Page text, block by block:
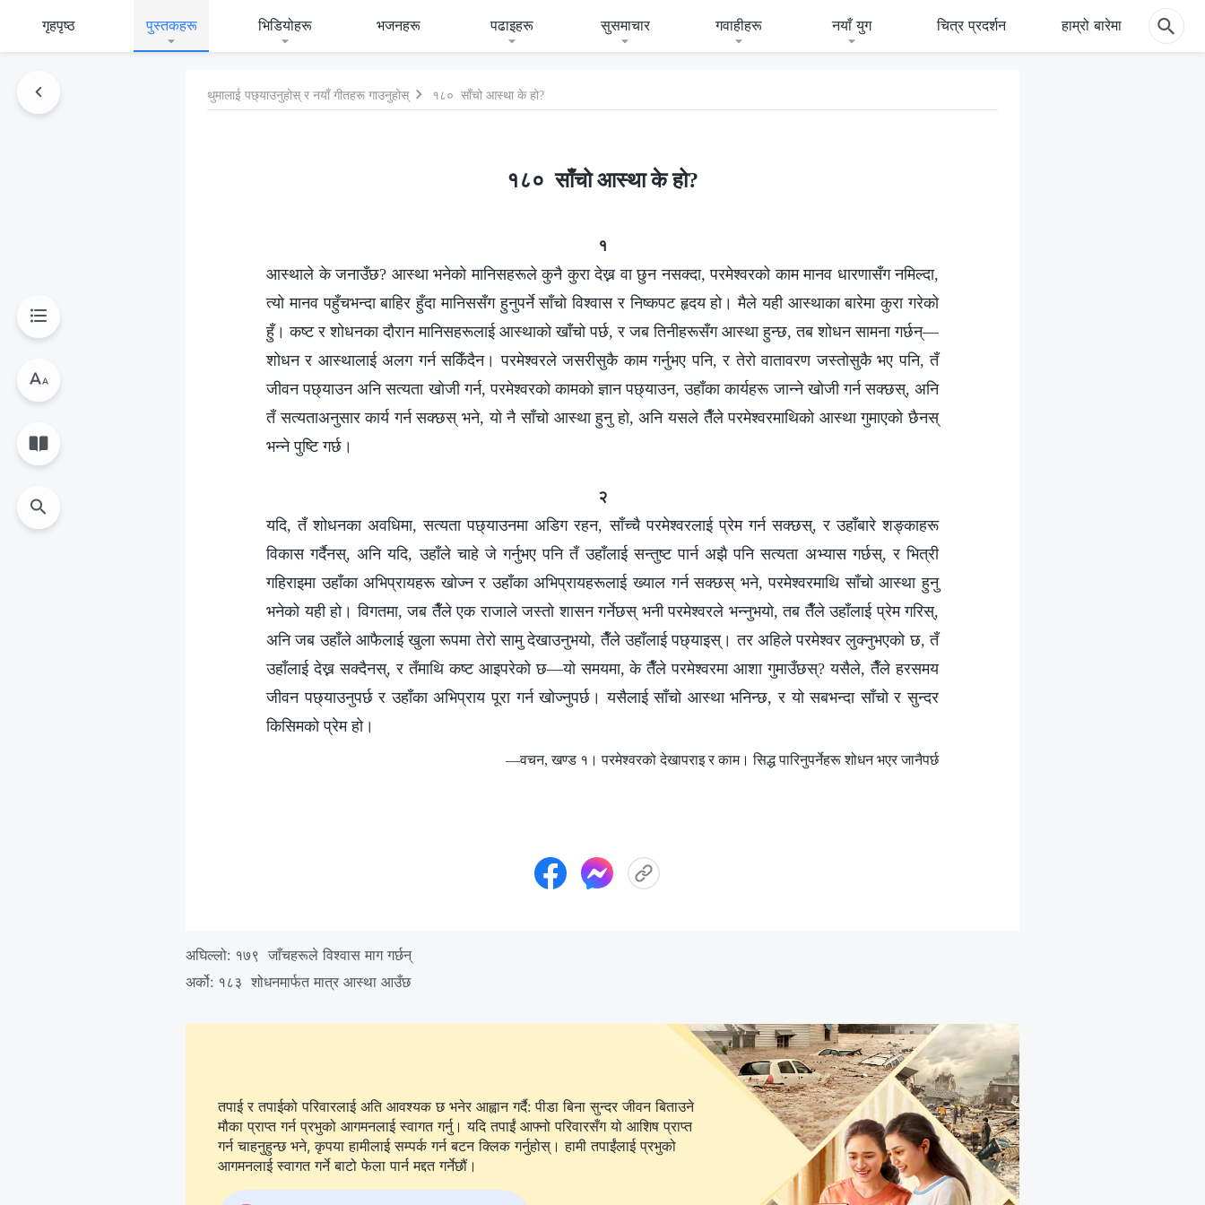
गृहपृष्ठ पुस्तकहरू भिडियोहरू भजनहरू पढाइहरू सुसमाचार गवाहीहरू नयाँ युग चित्र प्रदर्शन हाम्रो बारेमा
थुमालाई पछ्याउनुहोस् र नयाँ गीतहरू गाउनुहोस् १८० साँचो आस्था के हो?
१८० साँचो आस्था के हो?
१
आस्थाले के जनाउँछ? आस्था भनेको मानिसहरूले कुनै कुरा देख्न वा छुन नसक्दा, परमेश्‍वरको काम मानव धारणासँग नमिल्दा,
त्यो मानव पहुँचभन्दा बाहिर हुँदा मानिससँग हुनुपर्ने साँचो विश्‍वास र निष्कपट हृदय हो। मैले यही आस्थाका बारेमा कुरा गरेको
हुँ। कष्ट र शोधनका दौरान मानिसहरूलाई आस्थाको खाँचो पर्छ, र जब तिनीहरूसँग आस्था हुन्छ, तब शोधन सामना गर्छन्—
शोधन र आस्थालाई अलग गर्न सकिँदैन। परमेश्‍वरले जसरीसुकै काम गर्नुभए पनि, र तेरो वातावरण जस्तोसुकै भए पनि, तँ
जीवन पछ्याउन अनि सत्यता खोजी गर्न, परमेश्‍वरको कामको ज्ञान पछ्याउन, उहाँका कार्यहरू जान्ने खोजी गर्न सक्‍छस्, अनि
तँ सत्यताअनुसार कार्य गर्न सक्छस् भने, यो नै साँचो आस्था हुनु हो, अनि यसले तैँले परमेश्‍वरमाथिको आस्था गुमाएको छैनस्
भन्‍ने पुष्टि गर्छ।
२
यदि, तँ शोधनका अवधिमा, सत्यता पछ्याउनमा अडिग रहन, साँच्चै परमेश्‍वरलाई प्रेम गर्न सक्छस्, र उहाँबारे शङ्काहरू
विकास गर्दैनस्, अनि यदि, उहाँले चाहे जे गर्नुभए पनि तँ उहाँलाई सन्तुष्ट पार्न अझै पनि सत्यता अभ्यास गर्छस्, र भित्री
गहिराइमा उहाँका अभिप्रायहरू खोज्न र उहाँका अभिप्रायहरूलाई ख्याल गर्न सक्छस् भने, परमेश्‍वरमाथि साँचो आस्था हुनु
भनेको यही हो। विगतमा, जब तैँले एक राजाले जस्तो शासन गर्नेछस् भनी परमेश्‍वरले भन्नुभयो, तब तैँले उहाँलाई प्रेम गरिस्,
अनि जब उहाँले आफैलाई खुला रूपमा तेरो सामु देखाउनुभयो, तैँले उहाँलाई पछ्याइस्। तर अहिले परमेश्‍वर लुक्नुभएको छ, तँ
उहाँलाई देख्न सक्दैनस्, र तँमाथि कष्ट आइपरेको छ—यो समयमा, के तैँले परमेश्‍वरमा आशा गुमाउँछस्? यसैले, तैँले हरसमय
जीवन पछ्याउनुपर्छ र उहाँका अभिप्राय पूरा गर्न खोज्नुपर्छ। यसैलाई साँचो आस्था भनिन्छ, र यो सबभन्दा साँचो र सुन्दर
किसिमको प्रेम हो।
—वचन, खण्ड १। परमेश्‍वरको देखापराइ र काम। सिद्ध पारिनुपर्नेहरू शोधन भएर जानैपर्छ
अघिल्लो: १७९ जाँचहरूले विश्‍वास माग गर्छन्
अर्को: १८३ शोधनमार्फत मात्र आस्था आउँछ
तपाई र तपाईको परिवारलाई अति आवश्यक छ भनेर आह्वान गर्दै: पीडा बिना सुन्दर जीवन बिताउने
मौका प्राप्त गर्न प्रभुको आगमनलाई स्वागत गर्नु। यदि तपाईं आफ्नो परिवारसँग यो आशिष प्राप्त
गर्न चाहनुहुन्छ भने, कृपया हामीलाई सम्पर्क गर्न बटन क्लिक गर्नुहोस्। हामी तपाईंलाई प्रभुको
आगमनलाई स्वागत गर्ने बाटो फेला पार्न मद्दत गर्नेछौं।